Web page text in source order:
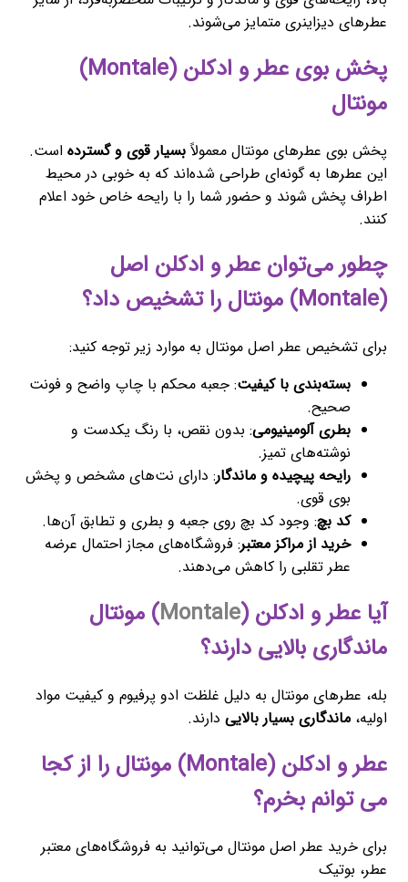
عطرهای دیزاینری متمایز می‌شوند.
پخش بوی عطر و ادکلن (Montale)
مونتال
پخش بوی عطرهای مونتال معمولاً بسیار قوی و گسترده است.
این عطرها به گونه‌ای طراحی شده‌اند که به خوبی در محیط
اطراف پخش شوند و حضور شما را با رایحه خاص خود اعلام
کنند.
چطور می‌توان عطر و ادکلن اصل
(Montale) مونتال را تشخیص داد؟
برای تشخیص عطر اصل مونتال به موارد زیر توجه کنید:
بسته‌بندی با کیفیت: جعبه محکم با چاپ واضح و فونت
صحیح.
بطری آلومینیومی: بدون نقص، با رنگ یکدست و
نوشته‌های تمیز.
رایحه پیچیده و ماندگار: دارای نت‌های مشخص و پخش
بوی قوی.
کد بچ: وجود کد بچ روی جعبه و بطری و تطابق آن‌ها.
خرید از مراکز معتبر: فروشگاه‌های مجاز احتمال عرضه
عطر تقلبی را کاهش می‌دهند.
آیا عطر و ادکلن (Montale) مونتال
ماندگاری بالایی دارند؟
بله، عطرهای مونتال به دلیل غلظت ادو پرفیوم و کیفیت مواد
اولیه، ماندگاری بسیار بالایی دارند.
عطر و ادکلن (Montale) مونتال را از کجا
می توانم بخرم؟
برای خرید عطر اصل مونتال می‌توانید به فروشگاه‌های معتبر
عطر، بوتیک